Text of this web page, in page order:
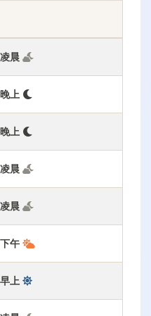
晨
上
上
晨
晨
午
上